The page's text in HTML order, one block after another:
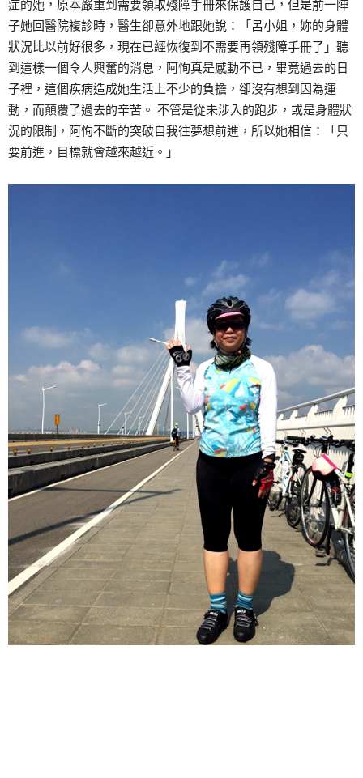
症的她，原本嚴重到需要領取殘障手冊來保護自己，但是前一陣
子她回醫院複診時，醫生卻意外地跟她說：「呂小姐，妳的身體
狀況比以前好很多，現在已經恢復到不需要再領殘障手冊了」聽
到這樣一個令人興奮的消息，阿恂真是感動不已，畢竟過去的日
子裡，這個疾病造成她生活上不少的負擔，卻沒有想到因為運
動，而顛覆了過去的辛苦。 不管是從未涉入的跑步，或是身體狀
況的限制，阿恂不斷的突破自我往夢想前進，所以她相信：「只
要前進，目標就會越來越近。」